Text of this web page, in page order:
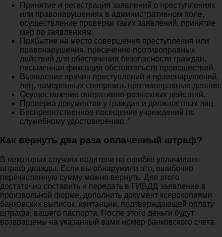
Принятие и регистрация заявлений о преступлениях
или правонарушениях в административном поле,
осуществление проверки таких заявлений, принятие
мер по заявлениям.
Прибытие на место совершения преступления или
правонарушения, пресечение противоправных
действий для обеспечения безопасности граждан,
письменная фиксация обстоятельств происшествий.
Выявление причин преступлений и правонарушений,
лиц, намеренных совершить противоправные деяния.
Осуществление оперативно-розыскных действий.
Проверка документов у граждан и должностных лиц.
Беспрепятственное посещение учреждений по
служебному удостоверению. "
Как вернуть два раза оплаченный штраф?
В некоторых случаях водители по ошибке уплачивают
штраф дважды. Если вы обнаружили это, ошибочно
перечисленную сумму можно вернуть. Для этого
достаточно составить и передать в ГИБДД заявление в
произвольной форме, дополнить документ ксерокопиями
банковских выписок, квитанции, подтверждающей оплату
штрафа, вашего паспорта. После этого деньги будут
возвращены на указанный вами номер банковского счета.